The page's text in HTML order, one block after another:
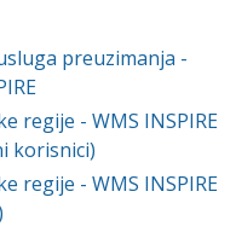
preuzimanja -
regije - WMS INSPIRE
korisnici)
regije - WMS INSPIRE